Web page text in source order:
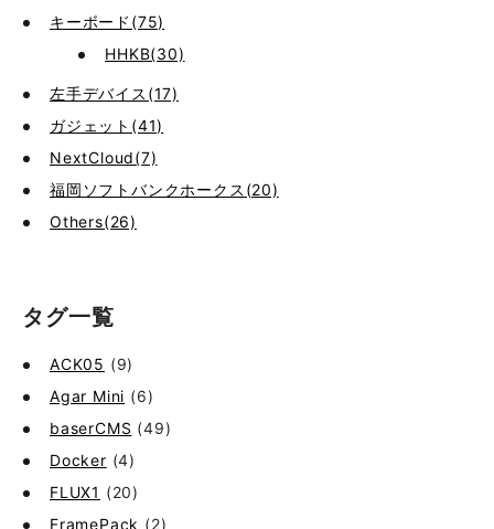
キーボード(75)
HHKB(30)
左手デバイス(17)
ガジェット(41)
NextCloud(7)
福岡ソフトバンクホークス(20)
Others(26)
タグ一覧
ACK05 (9)
Agar Mini (6)
baserCMS (49)
Docker (4)
FLUX1 (20)
FramePack (2)